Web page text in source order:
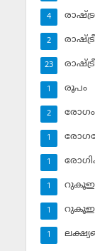
4
2
23
രൂപം
1
രോഗം
2
1
1
1
1
1